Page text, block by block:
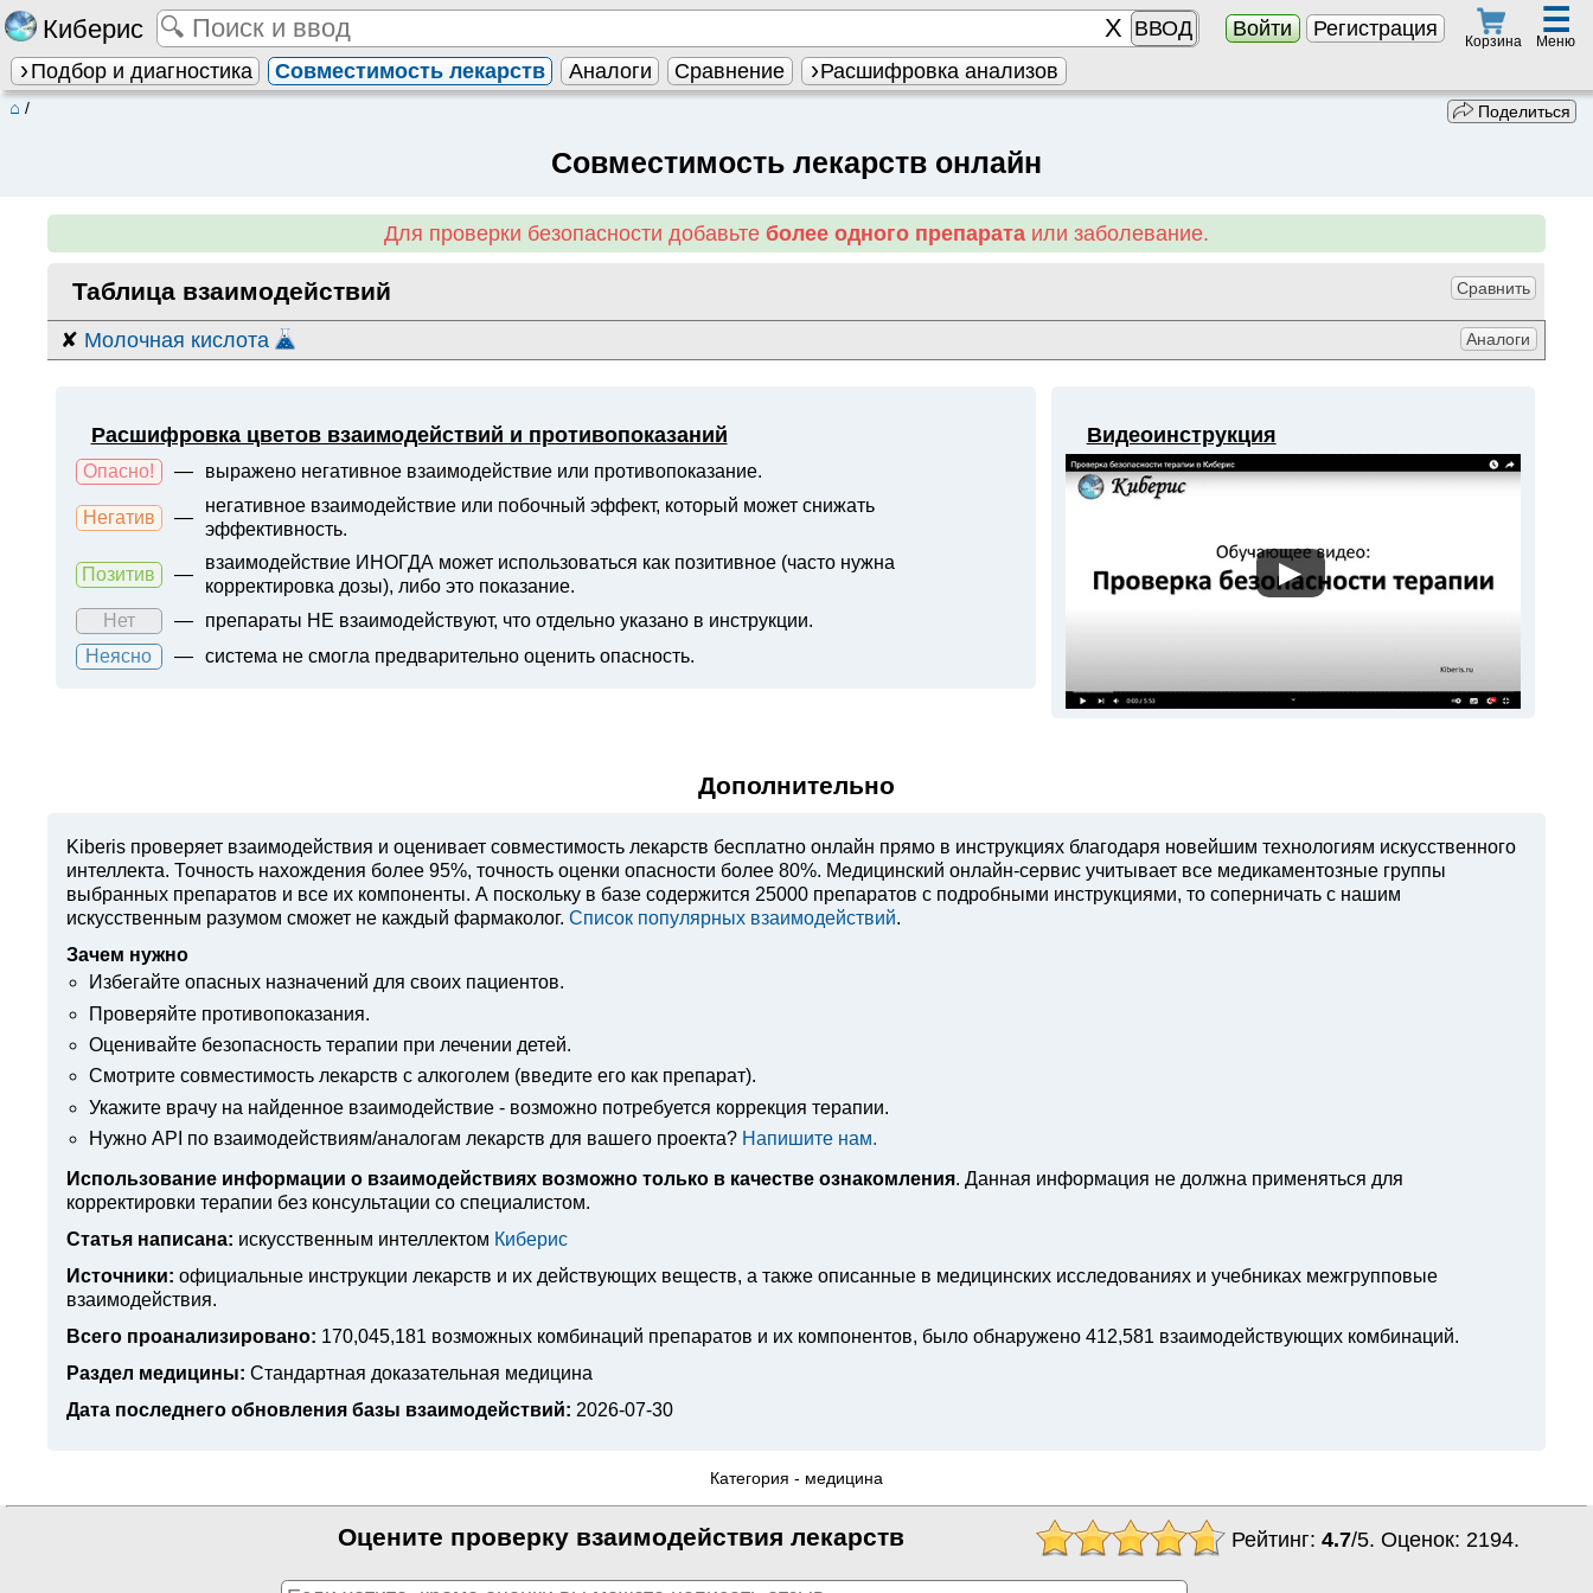
Киберис ВВОД Войти Регистрация
Корзина
☰
Меню
Подбор и диагностика Совместимость лекарств Аналоги Сравнение Расшифровка анализов
⌂ / Поделиться
Совместимость лекарств онлайн
Для проверки безопасности добавьте более одного препаратаили заболевание.
Таблица взаимодействий Сравнить
✘ Молочная кислота Аналоги
Расшифровка цветов взаимодействий и противопоказаний
Опасно! — выражено негативное взаимодействие или противопоказание.
Негатив —
негативное взаимодействие или побочный эффект, который может снижать
эффективность.
Позитив —
взаимодействие ИНОГДА может использоваться как позитивное (часто нужна
корректировка дозы), либо это показание.
Нет
—
препараты НЕ взаимодействуют, что отдельно указано в инструкции.
Неясно
— система не смогла предварительно оценить опасность.
Видеоинструкция
▶
Дополнительно
Kiberis проверяет взаимодействия и оценивает совместимость лекарств бесплатно онлайн прямо в инструкциях благодаря новейшим технологиям искусственного
интеллекта. Точность нахождения более 95%, точность оценки опасности более 80%. Медицинский онлайн-сервис учитывает все медикаментозные группы
выбранных препаратов и все их компоненты. А поскольку в базе содержится 25000 препаратов с подробными инструкциями, то соперничать с нашим
искусственным разумом сможет не каждый фармаколог.Список популярных взаимодействий.
Зачем нужно
Избегайте опасных назначений для своих пациентов.
Проверяйте противопоказания.
Оценивайте безопасность терапии при лечении детей.
Смотрите совместимость лекарств с алкоголем (введите его как препарат).
Укажите врачу на найденное взаимодействие - возможно потребуется коррекция терапии.
Нужно API по взаимодействиям/аналогам лекарств для вашего проекта? Напишите нам.
Использование информации о взаимодействиях возможно только в качестве ознакомления. Данная информация не должна применяться для
корректировки терапии без консультации со специалистом.
Статья написана: искусственным интеллектом Киберис
Источники: официальные инструкции лекарств и их действующих веществ, а также описанные в медицинских исследованиях и учебниках межгрупповые
взаимодействия.
Всего проанализировано: 170,045,181 возможных комбинаций препаратов и их компонентов, было обнаружено 412,581 взаимодействующих комбинаций.
Раздел медицины: Стандартная доказательная медицина
Дата последнего обновления базы взаимодействий: 2026-07-30
Категория - медицина
Рейтинг: 4.7/5. Оценок: 2194.
Оцените проверку взаимодействия лекарств